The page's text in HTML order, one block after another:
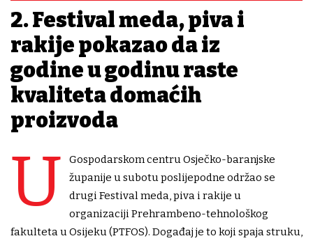
2. Festival meda, piva i
rakije pokazao da iz
godine u godinu raste
kvaliteta domaćih
proizvoda
U
Gospodarskom centru Osječko-baranjske
županije u subotu poslijepodne održao se
drugi Festival meda, piva i rakije u
organizaciji Prehrambeno-tehnološkog
fakulteta u Osijeku (PTFOS). Događaj je to koji spaja struku,